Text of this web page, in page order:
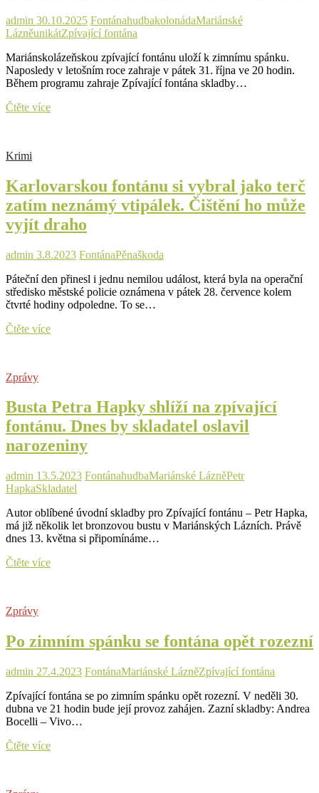
admin 30.10.2025 FontánahudbakolonádaMariánské
LázněunikátZpívající fontána
Mariánskolázeňskou zpívající fontánu uloží k zimnímu spánku.
Naposledy v letošním roce zahraje v pátek 31. října ve 20 hodin.
Během programu zahraje Zpívající fontána skladby…
Čtěte víceSbohem,
zpívající
chloubu
k
zimnímu
spánku
Krimi
Karlovarskou fontánu si vybral jako terč
zatím neznámý vtipálek. Čištění ho může
vyjít draho
admin 3.8.2023 FontánaPěnaškoda
Páteční den přinesl i jednu nemilou událost, která byla na operační
středisko městské policie oznámena v pátek 28. července kolem
čtvrté hodiny odpoledne. To se…
Čtěte víceKarlovarskou
zatím
neznámý
vtipálek.
Čištění
ho
může
vyjít
draho
Zprávy
Busta Petra Hapky shlíží na zpívající
fontánu. Dnes by skladatel oslavil
narozeniny
admin 13.5.2023 FontánahudbaMariánské LázněPetr
HapkaSkladatel
Autor oblíbené úvodní skladby pro Zpívající fontánu – Petr Hapka,
má již několik let bronzovou bustu v Mariánských Lázních. Právě
dnes 13. května si připomínáme…
Čtěte víceBusta
fontánu.
Dnes
skladatel
oslavil
narozeniny
Zprávy
Po zimním spánku se fontána opět rozezní
admin 27.4.2023 FontánaMariánské LázněZpívající fontána
Zpívající fontána se po zimním spánku opět rozezní. V neděli 30.
dubna ve 21 hodin bude její provoz zahájen. Zazní skladby: Andrea
Bocelli – Vivo…
Čtěte vícePo